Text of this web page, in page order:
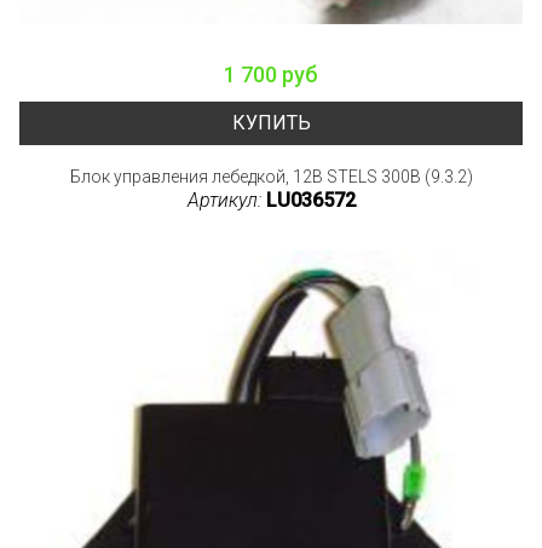
1 700 руб
КУПИТЬ
Блок управления лебедкой, 12В STELS 300B (9.3.2)
Артикул: LU036572